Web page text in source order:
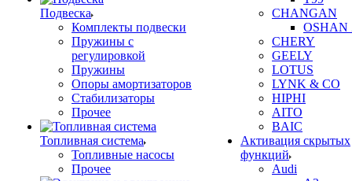
Подвеска
Комплекты подвески
Пружины с
регулировкой
Пружины
Опоры амортизаторов
Стабилизаторы
Прочее
Топливная система
Топливные насосы
Прочее
CHANGAN
OSHAN
CHERY
GEELY
LOTUS
LYNK & CO
HIPHI
AITO
BAIC
Активация скрытых
функций
Audi